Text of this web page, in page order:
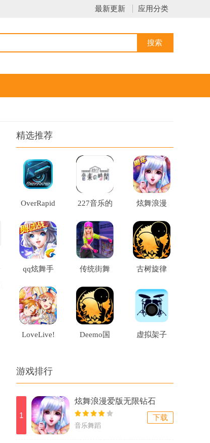
最新更新 应用分类
精选推荐
OverRapid 227音乐的
时间手机
游戏
炫舞浪漫
无线钻石
版
qq炫舞手
机版
传统街舞
斗舞男女
对战手机
古树旋律
免费版
LoveLive!
祭安卓版
Deemo国 虚拟架子
游戏排行
1
炫舞浪漫爱版无限钻石
音乐舞蹈
下载